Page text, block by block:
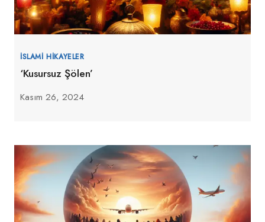
İSLAMI HIKAYELER
‘Kusursuz Şölen’
Kasım 26, 2024